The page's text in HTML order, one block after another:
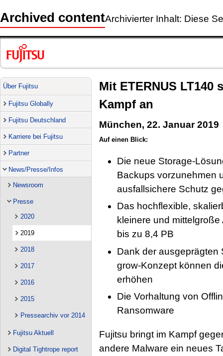
Archived contentArchivierter Inhalt: Diese
Über Fujitsu
Fujitsu Globally
Fujitsu Deutschland
Karriere bei Fujitsu
Partner
News/Presse/Infos
Newsroom
Presse
2020
2019
2018
2017
2016
2015
Pressearchiv vor 2014
Fujitsu Aktuell
Digital Tightrope report
Mit ETERNUS
Kampf an
München, 22. Januar 2019
Auf einen Blick:
Die neue Storage-
Backups vorzunehmen
ausfallsichere Schutz
Das hochflexible,
kleinere und
bis zu 8,4 PB
Dank der ausgeprägten
grow-Konzept können
erhöhen
Die Vorhaltung von
Ransomware
Fujitsu bringt im Kampf
andere Malware ein neues